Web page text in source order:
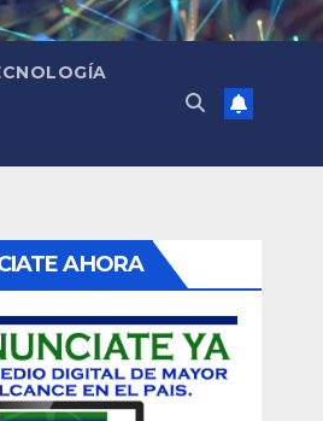
AHORA